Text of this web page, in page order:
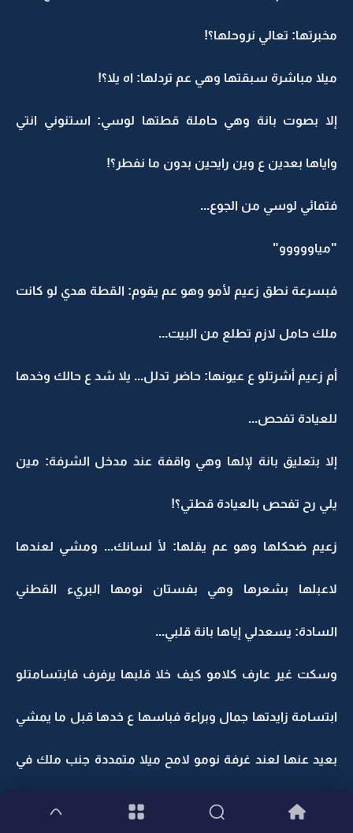
مخبرتها: تعالي نروحلها؟!
ميلا مباشرة سبقتها وهي عم تردلها: اه يلا؟!
إلا بصوت بانة وهي حاملة قطتها لوسي: استنوني انتي
واياها بعدين ع وين رايحين بدون ما نفطر؟!
فتمائي لوسي من الجوع...
"مياووووو"
فبسرعة نطق زعيم لأمو وهو عم يقوم: القطة هدي لو كانت
ملك حامل لازم تطلع من البيت...
أم زعيم أشرتلو ع عيونها: حاضر تدلل... يلا شد ع حالك وخدها
للعيادة تفحص...
إلا بتعليق بانة لإلها وهي واقفة عند مدخل الشرفة: مين
يلي رح تفحص بالعيادة قطتي؟!
زعيم ضحكلها وهو عم يقلها: لأ لسانك... ومشي لعندها
لاعبلها بشعرها وهي بفستان نومها البريء القطني
السادة: يسعدلي إياها بانة قلبي...
وسكت غير عارف كلامو كيف خلا قلبها يرفرف فابتسامتلو
ابتسامة زايدتها جمال وبراءة فباسها ع خدها قبل ما يمشي
بعيد عنها لعند غرفة نومو لامح ميلا متمددة جنب ملك في
حين مسك قاعدة عند رجليها...